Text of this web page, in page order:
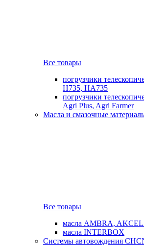
Все товары
погрузчики
H735, HA735
погрузчики
Agri Plus, Agri Farmer
Масла и смазочные
Все товары
масла AMBRA,
масла INTERBOX
Системы автовождения